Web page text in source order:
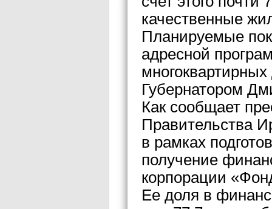
качественные
Планируемые
адресной
Губернатором
Как сообщает
Правительства
в рамках
получение
корпорации
Ее доля в